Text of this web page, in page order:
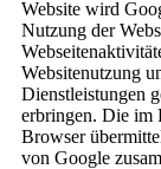
Website wird
Nutzung der
Websitenutzung
Dienstleistungen
erbringen. Die im
Browser
von Google